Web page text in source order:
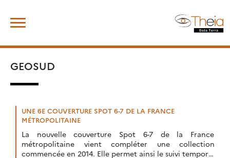
content
GEOSUD
UNE 6E COUVERTURE SPOT 6-7 DE LA FRANCE
MÉTROPOLITAINE
La nouvelle couverture Spot 6-7 de la France
métropolitaine vient compléter une collection
commencée en 2014. Elle permet ainsi le suivi temporel